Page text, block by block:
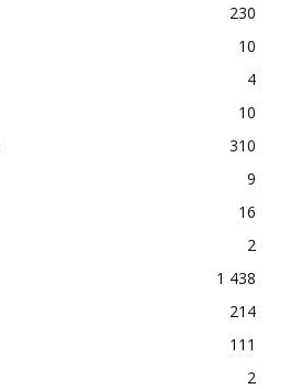
230
10
4
10
310
9
16
2
1 438
214
111
2